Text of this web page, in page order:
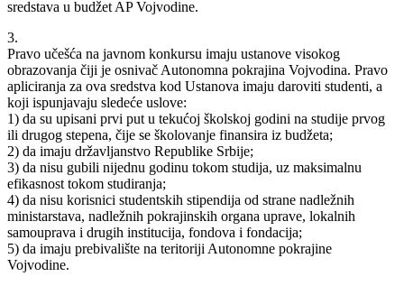
sredstava u budžet AP Vojvodine.
3.
Pravo učešća na javnom konkursu imaju ustanove visokog
obrazovanja čiji je osnivač Autonomna pokrajina Vojvodina. Pravo
apliciranja za ova sredstva kod Ustanova imaju daroviti studenti, a
koji ispunjavaju sledeće uslove:
1) da su upisani prvi put u tekućoj školskoj godini na studije prvog
ili drugog stepena, čije se školovanje finansira iz budžeta;
2) da imaju državljanstvo Republike Srbije;
3) da nisu gubili nijednu godinu tokom studija, uz maksimalnu
efikasnost tokom studiranja;
4) da nisu korisnici studentskih stipendija od strane nadležnih
ministarstava, nadležnih pokrajinskih organa uprave, lokalnih
samouprava i drugih institucija, fondova i fondacija;
5) da imaju prebivalište na teritoriji Autonomne pokrajine
Vojvodine.